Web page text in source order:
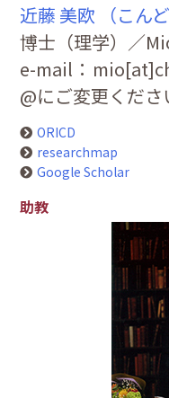
近藤 美欧 （こん
博士（理学）／
e-mail：
@にご変更くだ
ORICD
researchmap
Google Scholar
助教